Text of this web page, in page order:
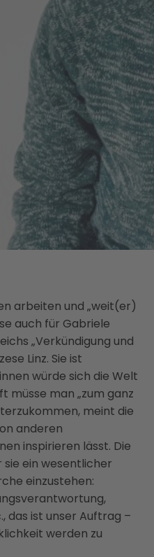
arbeiten und „weit(er)
auch für Gabriele
„Verkündigung und
Linz. Sie ist
würde sich die Welt
müsse man „zum ganz
meint die
anderen
inspirieren lässt. Die
sie ein wesentlicher
einzustehen:
das ist unser Auftrag –
werden zu